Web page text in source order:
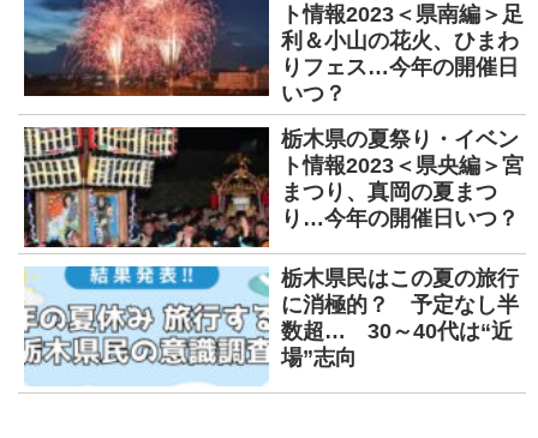
ト情報2023＜県南編＞足
利＆小山の花火、ひまわ
りフェス…今年の開催日
いつ？
栃木県の夏祭り・イベン
ト情報2023＜県央編＞宮
まつり、真岡の夏まつ
り…今年の開催日いつ？
栃木県民はこの夏の旅行
に消極的？ 予定なし半
数超… 30～40代は“近
場”志向